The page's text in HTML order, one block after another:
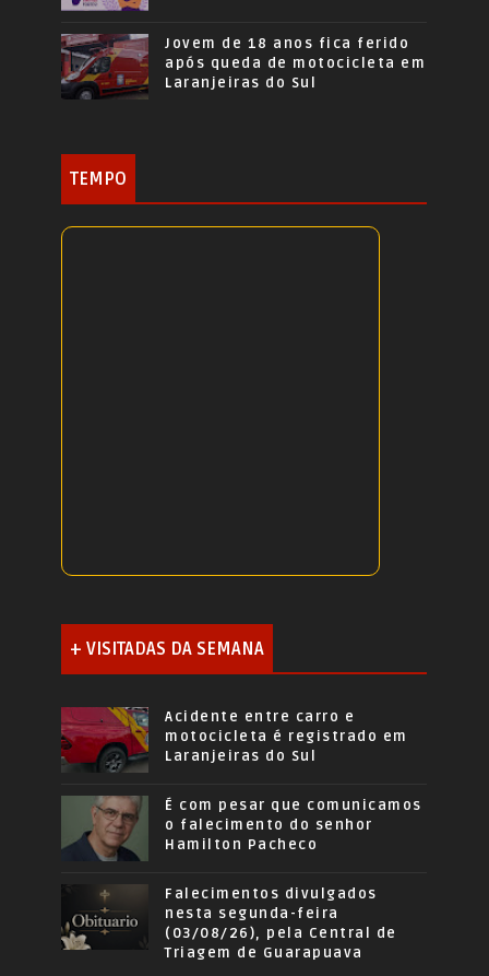
Jovem de 18 anos fica ferido
após queda de motocicleta em
Laranjeiras do Sul
TEMPO
+ VISITADAS DA SEMANA
Acidente entre carro e
motocicleta é registrado em
Laranjeiras do Sul
É com pesar que comunicamos
o falecimento do senhor
Hamilton Pacheco
Falecimentos divulgados
nesta segunda-feira
(03/08/26), pela Central de
Triagem de Guarapuava